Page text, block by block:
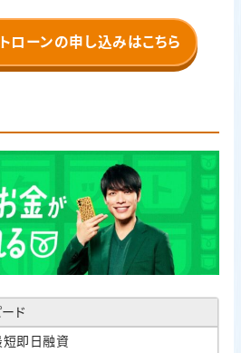
ローンの申し込みはこちら
ド
短即日融資